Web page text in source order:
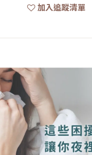
加入追蹤清單